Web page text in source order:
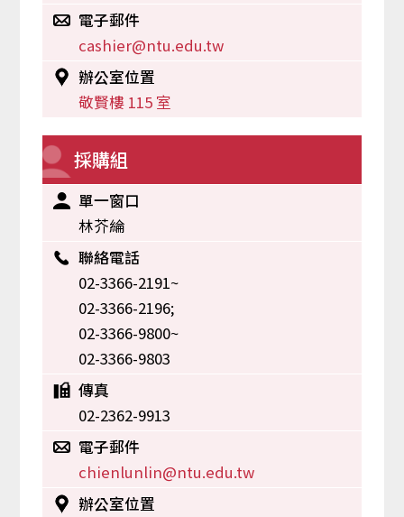
電子郵件
cashier@ntu.edu.tw
辦公室位置
敬賢樓 115 室
採購組
單一窗口
林芥綸
聯絡電話
02-3366-2191~
02-3366-2196;
02-3366-9800~
02-3366-9803
傳真
02-2362-9913
電子郵件
chienlunlin@ntu.edu.tw
辦公室位置